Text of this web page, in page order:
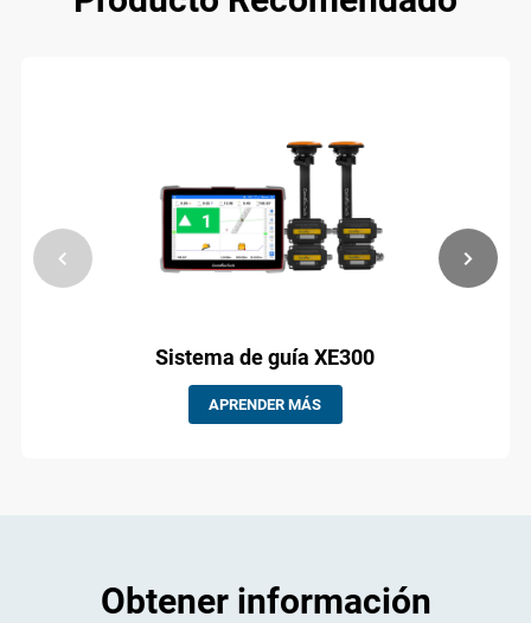
Sistema de guía XE300
APRENDER MÁS
Obtener información